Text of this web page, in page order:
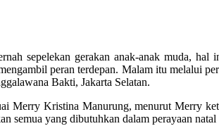
sepelekan gerakan anak-anak muda,
peran terdepan. Malam itu melalui
Bakti, Jakarta Selatan.
Merry Kristina Manurung, menurut Merry
semua yang dibutuhkan dalam perayaan